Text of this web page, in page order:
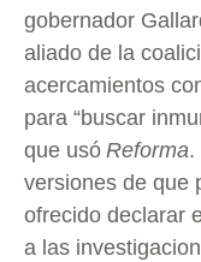
gobernador
aliado de la
acercamientos
para “buscar
que usó Reforma.
versiones de que
ofrecido declarar
a las